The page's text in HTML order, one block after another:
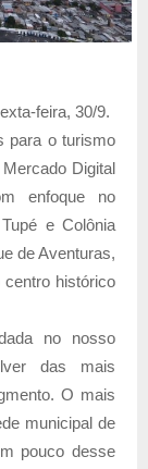
feira, 30/9.
para o turismo
Digital
enfoque no
e Colônia
de Aventuras,
histórico
no nosso
das mais
O mais
municipal de
pouco desse